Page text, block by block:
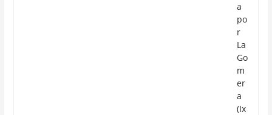
a
po
r
La
Go
m
er
a
(Ix